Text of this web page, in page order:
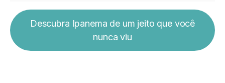
Descubra Ipanema de um jeito que você
nunca viu